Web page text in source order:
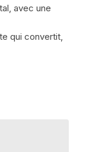
avec une
qui convertit,